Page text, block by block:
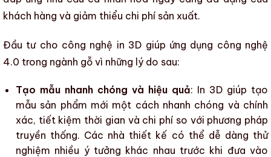
khách hàng và giảm thiểu chi phí sản xuất.
Đầu tư cho công nghệ in 3D giúp ứng dụng công nghệ
4.0 trong ngành gỗ vì những lý do sau:
Tạo mẫu nhanh chóng và hiệu quả: In 3D giúp tạo
mẫu sản phẩm mới một cách nhanh chóng và chính
xác, tiết kiệm thời gian và chi phí so với phương pháp
truyền thống. Các nhà thiết kế có thể dễ dàng thử
nghiệm nhiều ý tưởng khác nhau trước khi đưa vào